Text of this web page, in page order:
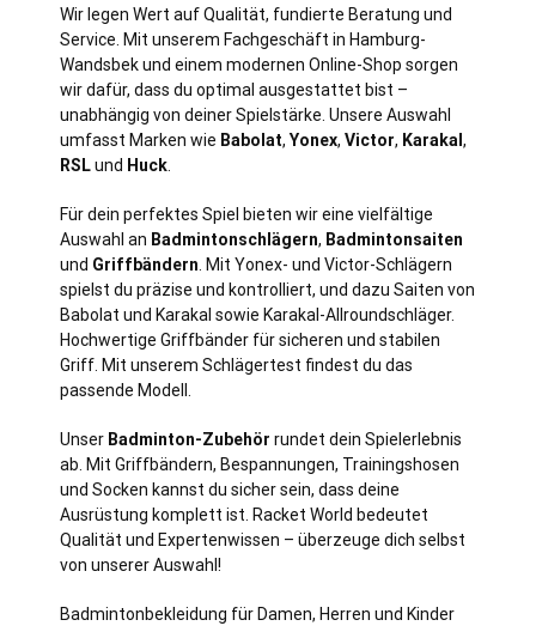
Wir legen Wert auf Qualität, fundierte Beratung und
Service. Mit unserem Fachgeschäft in Hamburg-
Wandsbek und einem modernen Online-Shop sorgen
wir dafür, dass du optimal ausgestattet bist –
unabhängig von deiner Spielstärke. Unsere Auswahl
umfasst Marken wie Babolat, Yonex, Victor, Karakal ,
RSLund Huck
Für dein perfektes Spiel bieten wir eine vielfältige
Auswahl an Badmintonschlägern, Badmintonsaiten
und Griffbändern . Mit Yonex- und Victor-Schlägern
spielst du präzise und kontrolliert, und dazu Saiten von
Babolat und Karakal sowie Karakal-Allroundschläger.
Hochwertige Griffbänder für sicheren und stabilen
Griff. Mit unserem Schlägertest findest du das
passende Modell.
Unser Badminton-Zubehör rundet dein Spielerlebnis
ab. Mit Griffbändern, Bespannungen, Trainingshosen
und Socken kannst du sicher sein, dass deine
Ausrüstung komplett ist. Racket World bedeutet
Qualität und Expertenwissen – überzeuge dich selbst
von unserer Auswahl!
Badmintonbekleidung für Damen, Herren und Kinder